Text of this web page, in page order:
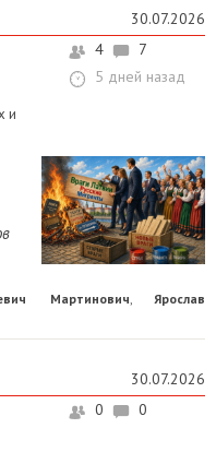
30.07.2026
и
4
7
5 дней назад
Мартинович,Ярослав
30.07.2026
0 0